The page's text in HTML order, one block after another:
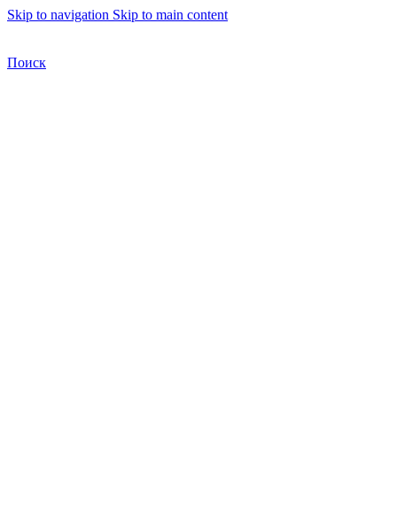
Skip to navigation Skip to main content
Поиск